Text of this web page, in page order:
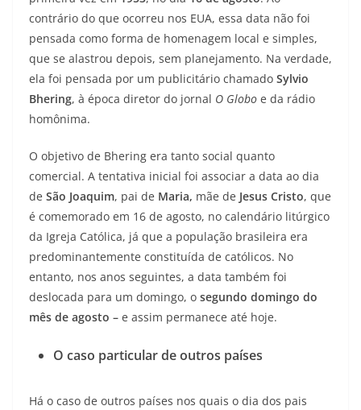
contrário do que ocorreu nos EUA, essa data não foi
pensada como forma de homenagem local e simples,
que se alastrou depois, sem planejamento. Na verdade,
ela foi pensada por um publicitário chamado Sylvio
Bhering, à época diretor do jornal O Globo e da rádio
homônima.
O objetivo de Bhering era tanto social quanto
comercial. A tentativa inicial foi associar a data ao dia
de São Joaquim, pai de Maria, mãe de Jesus Cristo, que
é comemorado em 16 de agosto, no calendário litúrgico
da Igreja Católica, já que a população brasileira era
predominantemente constituída de católicos. No
entanto, nos anos seguintes, a data também foi
deslocada para um domingo, o segundo domingo do
mês de agosto – e assim permanece até hoje.
O caso particular de outros países
Há o caso de outros países nos quais o dia dos pais